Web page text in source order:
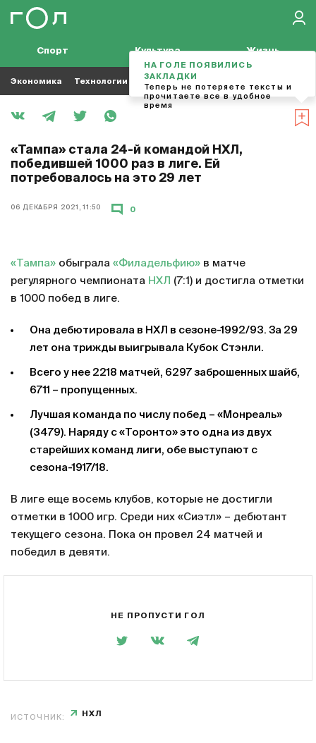
Спорт Культура Жизнь
Экономика Технологии Кино Футбол
«Тампа» стала 24-й командой НХЛ,
победившей 1000 раз в лиге. Ей
потребовалось на это 29 лет
06 ДЕКАБРЯ 2021, 11:50 0
«Тампа» обыграла «Филадельфию» в матче
регулярного чемпионата НХЛ (7:1) и достигла отметки
в 1000 побед в лиге.
Она дебютировала в НХЛ в сезоне-1992/93. За 29
лет она трижды выигрывала Кубок Стэнли.
Всего у нее 2218 матчей, 6297 заброшенных шайб,
6711 – пропущенных.
Лучшая команда по числу побед – «Монреаль»
(3479). Наряду с «Торонто» это одна из двух
старейших команд лиги, обе выступают с
сезона-1917/18.
В лиге еще восемь клубов, которые не достигли
отметки в 1000 игр. Среди них «Сиэтл» – дебютант
текущего сезона. Пока он провел 24 матчей и
победил в девяти.
НЕ ПРОПУСТИ ГОЛ
ИСТОЧНИК: НХЛ
НА ГОЛЕ ПОЯВИЛИСЬ
ЗАКЛАДКИ
Теперь не потеряете тексты и
прочитаете все в удобное
время